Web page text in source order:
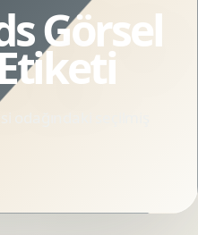
Görsel
odağındaki seçilmiş